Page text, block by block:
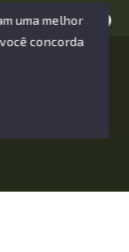
jornada
Imóveis -
uma melhor
concorda